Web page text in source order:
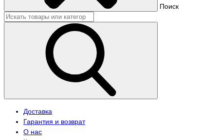
Поиск
Доставка
Гарантия и возврат
О нас